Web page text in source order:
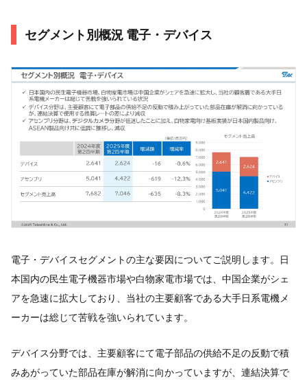
セグメント別概況 電子・デバイス
電子・デバイスセグメントの主な要因についてご説明します。日
本国内の民生電子機器市場や白物家電市場では、中国企業がシェ
アを急速に拡大しており、当社の主要顧客である大手日系電機メ
ーカーは総じて苦戦を強いられています。
デバイス分野では、主要顧客にて電子部品の供給不足の反動で積
みあがっていた部品在庫が解消に向かっていますが、連結決算で